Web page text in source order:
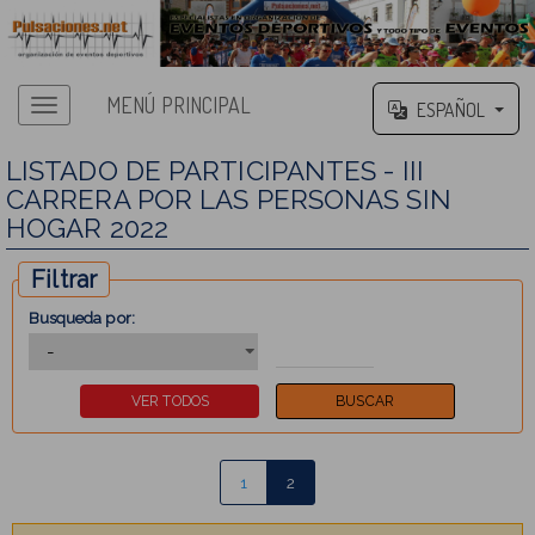
MENÚ PRINCIPAL ESPAÑOL
LISTADO DE PARTICIPANTES - III
CARRERA POR LAS PERSONAS SIN
HOGAR 2022
Filtrar
Busqueda por:
1 2